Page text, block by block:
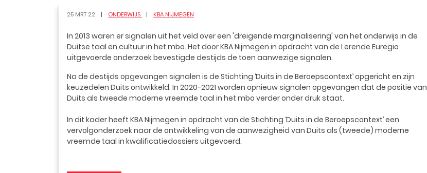
25 MRT 22 ONDERWIJS KBA NIJMEGEN
In 2013 waren er signalen uit het veld over een 'dreigende marginalisering' van het onderwijs in de
Duitse taal en cultuur in het mbo. Het door KBA Nijmegen in opdracht van de Lerende Euregio
uitgevoerde onderzoek bevestigde destijds de toen aanwezige signalen.
Na de destijds opgevangen signalen is de Stichting ‘Duits in de Beroepscontext’ opgericht en zijn
keuzedelen Duits ontwikkeld. In 2020-2021 worden opnieuw signalen opgevangen dat de positie van
Duits als tweede moderne vreemde taal in het mbo verder onder druk staat.
In dit kader heeft KBA Nijmegen in opdracht van de Stichting ‘Duits in de Beroepscontext’ een
vervolgonderzoek naar de ontwikkeling van de aanwezigheid van Duits als (tweede) moderne
vreemde taal in kwalificatiedossiers uitgevoerd.